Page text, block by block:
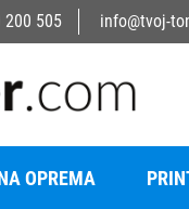
200 505 info@tvoj-
OPREMA